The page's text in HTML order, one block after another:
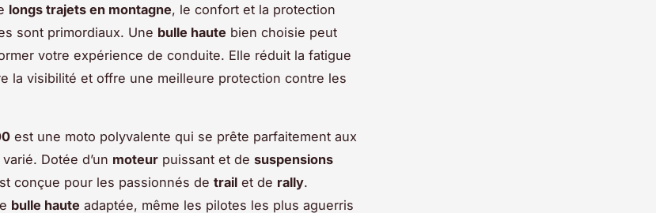
longs trajets en montagne, le confort et la protection
sont primordiaux. Une bulle haute bien choisie peut
votre expérience de conduite. Elle réduit la fatigue
la visibilité et offre une meilleure protection contre les
est une moto polyvalente qui se prête parfaitement aux
Dotée d’un moteur puissant et de suspensions
conçue pour les passionnés de trail et de rally.
bulle haute adaptée, même les pilotes les plus aguerris